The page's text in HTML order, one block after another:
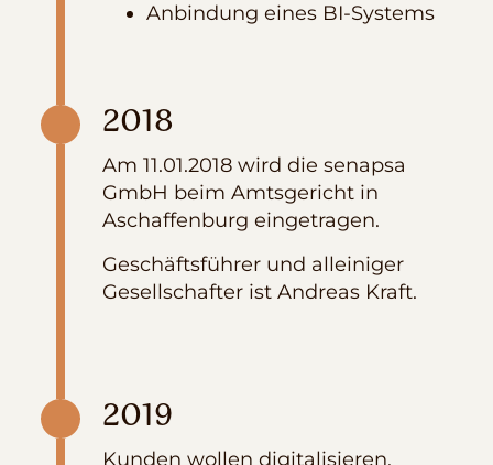
Anbindung eines BI-Systems
2018
Am 11.01.2018 wird die senapsa
GmbH beim Amtsgericht in
Aschaffenburg eingetragen.
Geschäftsführer und alleiniger
Gesellschafter ist Andreas Kraft.
2019
Kunden wollen digitalisieren.